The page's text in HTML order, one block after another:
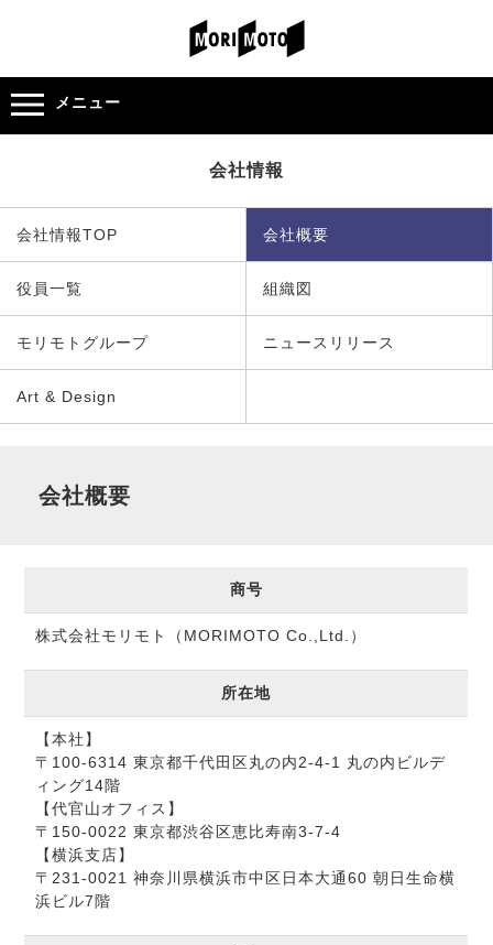
メニュー
会社情報
会社情報TOP 会社概要
役員一覧 組織図
モリモトグループ ニュースリリース
Art & Design
会社概要
商号
株式会社モリモト（MORIMOTO Co.,Ltd.）
所在地
【本社】
〒100-6314 東京都千代田区丸の内2-4-1 丸の内ビルデ
ィング14階
【代官山オフィス】
〒150-0022 東京都渋谷区恵比寿南3-7-4
【横浜支店】
〒231-0021 神奈川県横浜市中区日本大通60 朝日生命横
浜ビル7階